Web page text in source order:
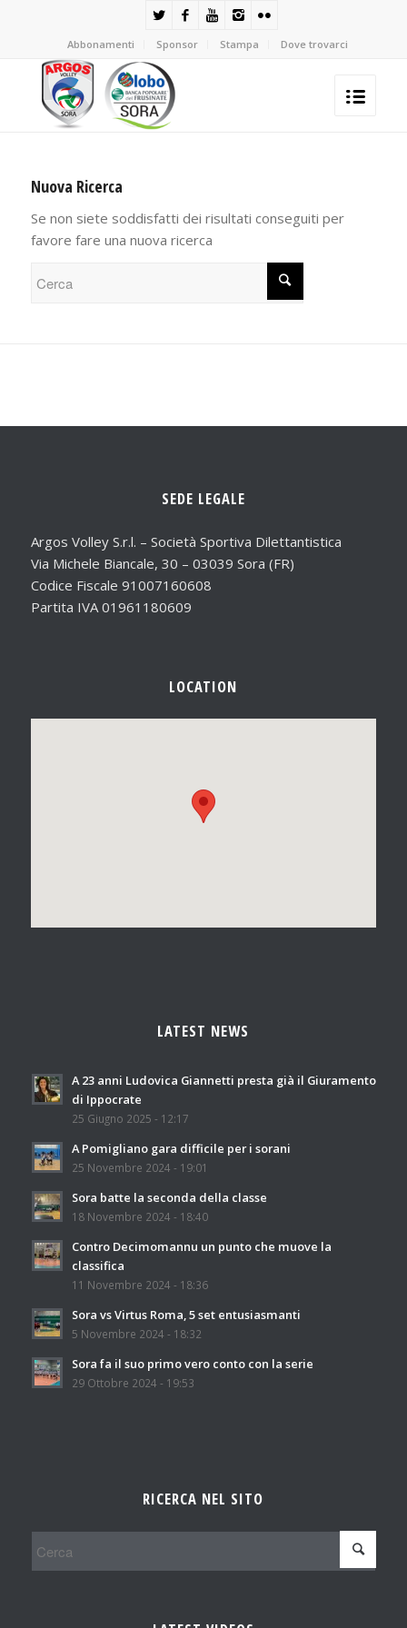
Abbonamenti Sponsor Stampa Dove trovarci
Nuova Ricerca
Se non siete soddisfatti dei risultati conseguiti per
favore fare una nuova ricerca
SEDE LEGALE
Argos Volley S.r.l. – Società Sportiva Dilettantistica
Via Michele Biancale, 30 – 03039 Sora (FR)
Codice Fiscale 91007160608
Partita IVA 01961180609
LOCATION
LATEST NEWS
A 23 anni Ludovica Giannetti presta già il Giuramento
di Ippocrate
25 Giugno 2025 - 12:17
A Pomigliano gara difficile per i sorani
25 Novembre 2024 - 19:01
Sora batte la seconda della classe
18 Novembre 2024 - 18:40
Contro Decimomannu un punto che muove la
classifica
11 Novembre 2024 - 18:36
Sora vs Virtus Roma, 5 set entusiasmanti
5 Novembre 2024 - 18:32
Sora fa il suo primo vero conto con la serie
29 Ottobre 2024 - 19:53
RICERCA NEL SITO